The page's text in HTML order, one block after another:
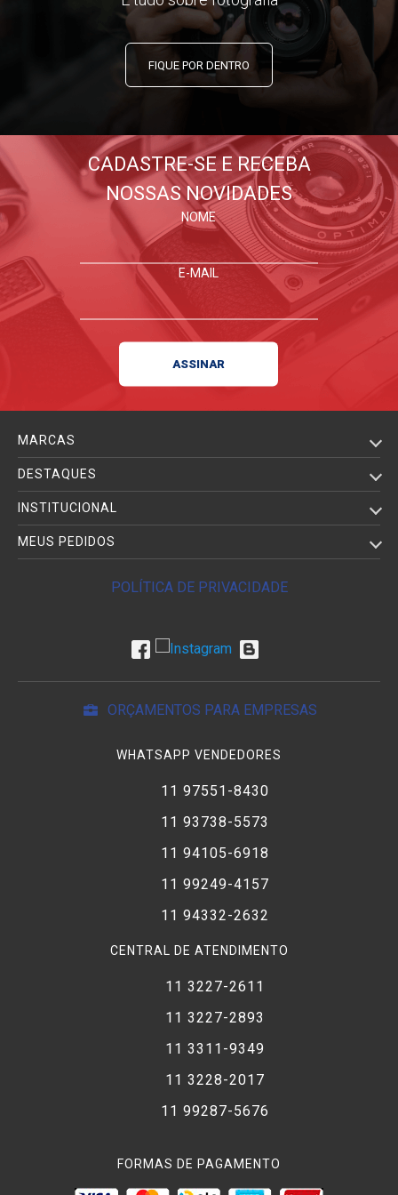
FIQUE POR DENTRO
CADASTRE-SE E RECEBA
NOSSAS NOVIDADES
NOME
E-MAIL
MARCAS
DESTAQUES
INSTITUCIONAL
MEUS PEDIDOS
POLÍTICA DE PRIVACIDADE
ORÇAMENTOS PARA EMPRESAS
WHATSAPP VENDEDORES
11 97551-8430
11 93738-5573
11 94105-6918
11 99249-4157
11 94332-2632
CENTRAL DE ATENDIMENTO
11 3227-2611
11 3227-2893
11 3311-9349
11 3228-2017
11 99287-5676
FORMAS DE PAGAMENTO